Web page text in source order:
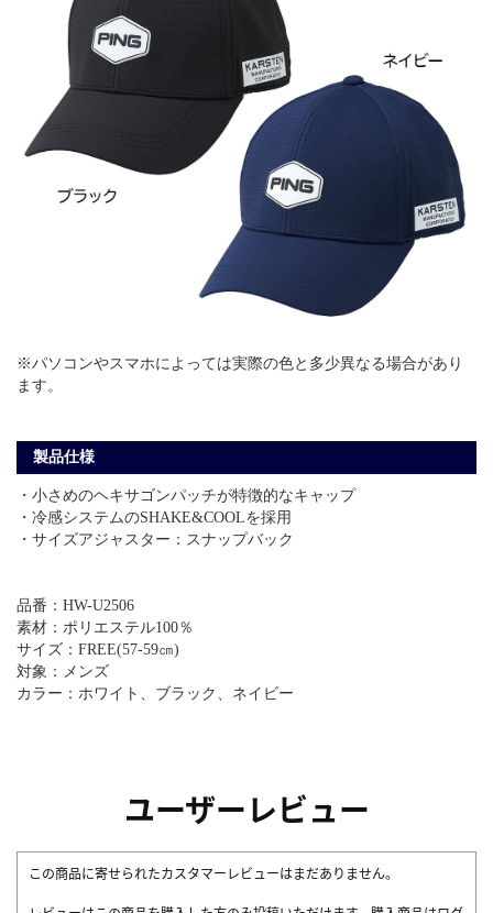
※パソコンやスマホによっては実際の色と多少異なる場合があり
ます。
製品仕様
・小さめのヘキサゴンパッチが特徴的なキャップ
・冷感システムのSHAKE&COOLを採用
・サイズアジャスター：スナップバック
品番：HW-U2506
素材：ポリエステル100％
サイズ：FREE(57-59㎝)
対象：メンズ
カラー：ホワイト、ブラック、ネイビー
ユーザーレビュー
この商品に寄せられたカスタマーレビューはまだありません。